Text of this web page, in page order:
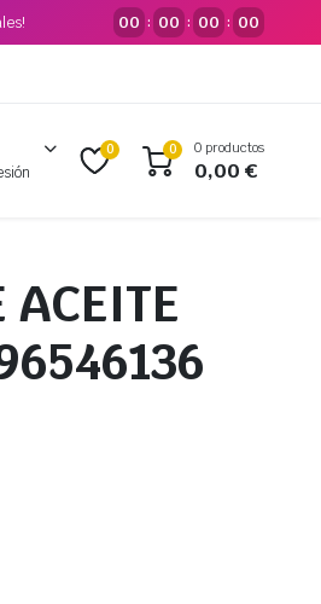
00 : 00 : 00 : 00
0 0 0 productos
0,00€
ACEITE